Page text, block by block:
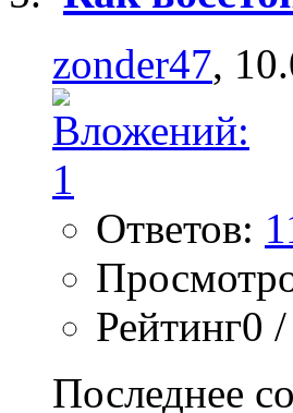
zonder47,
Ответов:
Рейтинг0
Последнее